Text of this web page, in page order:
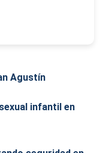
Agustín
infantil en